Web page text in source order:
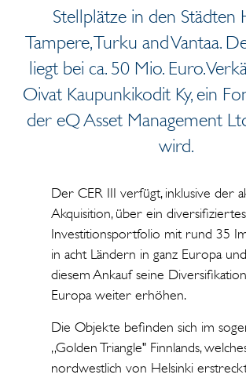
Stellplätze in den Städten
Tampere, Turku and Vantaa.
liegt bei ca. 50 Mio. Euro.
Oivat Kaupunkikodit Ky, ein
der eQ Asset Management
wird.
Der CER III verfügt, inklusive der
Akquisition, über ein diversifiziertes
Investitionsportfolio mit rund 35
in acht Ländern in ganz Europa
diesem Ankauf seine
Europa weiter erhöhen.
Die Objekte befinden sich im
„Golden Triangle" Finnlands,
nordwestlich von Helsinki